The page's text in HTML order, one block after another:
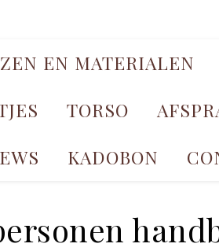
EN MATERIALEN
TORSO
KADOBON